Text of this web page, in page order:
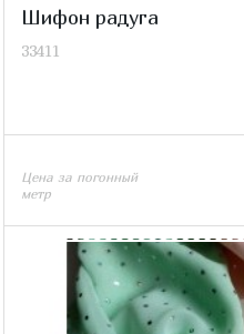
Шифон радуга
33411
Цена за погонный
метр